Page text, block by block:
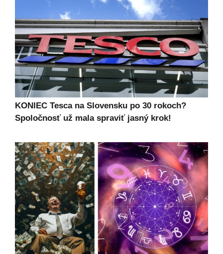
KONIEC Tesca na Slovensku po 30 rokoch?
Spoločnosť už mala spraviť jasný krok!